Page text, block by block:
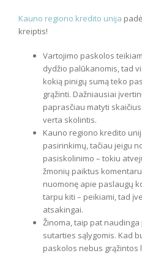
Kauno regiono kredito unija
kreiptis!
Vartojimo paskolos
dydžio palūkanomis, tad
kokią pinigų sumą teko
grąžinti. Dažniausiai
paprasčiau matyti
verta skolintis.
Kauno regiono kredito
pasirinkimų, tačiau jeigu
pasiskolinimo – tokiu
žmonių paiktus
nuomonę apie paslaugų
tarpu kiti – peikiami, tad
atsakingai.
Žinoma, taip pat
sutarties sąlygomis. Kad
paskolos nebus grąžintos